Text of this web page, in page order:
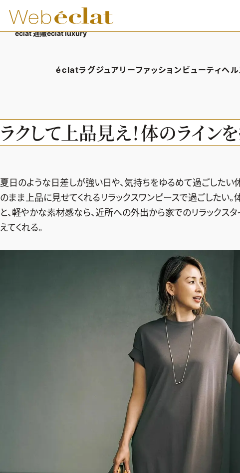
éclat 通販éclat luxury
éclatラグジュアリー
ラグジュアリーTOPICS
NEOエグゼスタイル
ファッション
ファッションTOPICS
8月の毎日コーデ
ビューティ
ヘアスタイル
エイジング
ヘ
ラクして上品見え！体のライン
夏日のような日差しが強い日や、気持ちをゆるめて過ごしたい
のまま上品に見せてくれるリラックスワンピースで過ごしたい
と、軽やかな素材感なら、近所への外出から家でのリラックス
えてくれる。